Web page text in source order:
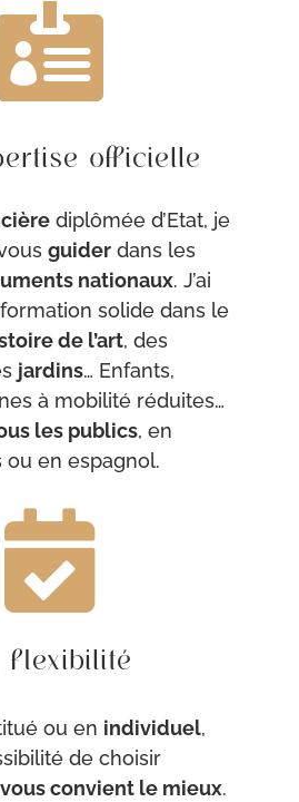
officielle
diplômée d’Etat, je
guiderdans les
nationaux. J’ai
solide dans le
de l’art, des
jardins… Enfants,
à mobilité réduites…
les publics, en
ou en espagnol.

flexibilité
ou en individuel,
de choisir
vous convient le mieux.